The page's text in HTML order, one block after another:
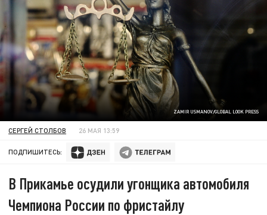
ZAMIR USMANOV/GLOBAL LOOK PRESS
СЕРГЕЙ СТОЛБОВ 26 МАЯ 13:59
ПОДПИШИТЕСЬ:
В Прикамье осудили угонщика автомобиля
Чемпиона России по фристайлу